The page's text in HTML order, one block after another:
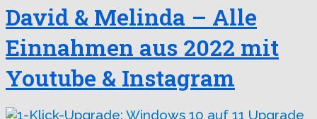
David & Melinda – Alle
Einnahmen aus 2022 mit
Youtube & Instagram